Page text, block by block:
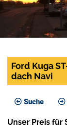
Ford Kuga
dach Navi
Suche
Unser Preis für